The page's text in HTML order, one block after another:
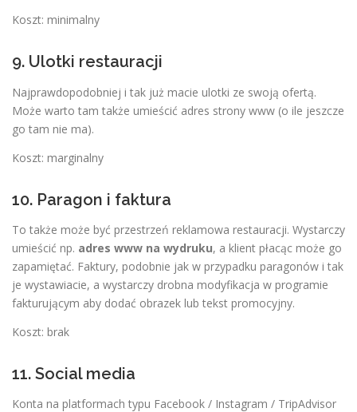
Koszt: minimalny
9. Ulotki restauracji
Najprawdopodobniej i tak już macie ulotki ze swoją ofertą.
Może warto tam także umieścić adres strony www (o ile jeszcze
go tam nie ma).
Koszt: marginalny
10. Paragon i faktura
To także może być przestrzeń reklamowa restauracji. Wystarczy
umieścić np. adres www na wydruku, a klient płacąc może go
zapamiętać. Faktury, podobnie jak w przypadku paragonów i tak
je wystawiacie, a wystarczy drobna modyfikacja w programie
fakturującym aby dodać obrazek lub tekst promocyjny.
Koszt: brak
11. Social media
Konta na platformach typu Facebook / Instagram / TripAdvisor